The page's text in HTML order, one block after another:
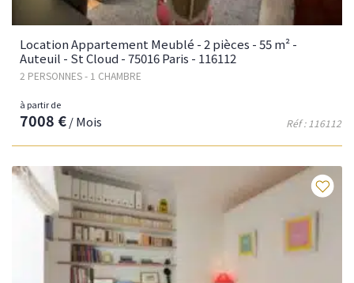
Location Appartement Meublé - 2 pièces - 55 m² -
Auteuil - St Cloud - 75016 Paris - 116112
2 PERSONNES - 1 CHAMBRE
Réf : 116112
à partir de
7008 €/ Mois